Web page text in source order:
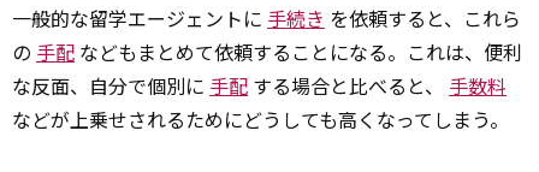
一般的な留学エージェントに 手続き を依頼すると、これら
の 手配 などもまとめて依頼することになる。これは、便利
な反面、自分で個別に 手配 する場合と比べると、 手数料
などが上乗せされるためにどうしても高くなってしまう。